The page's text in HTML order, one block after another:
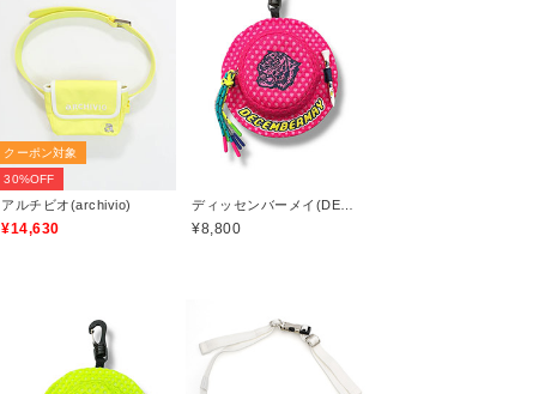
クーポン対象
30%OFF
アルチビオ(archivio)
¥14,630 ¥8,800